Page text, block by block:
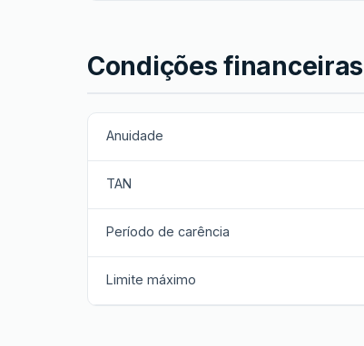
Condições financeiras
Anuidade
TAN
Período de carência
Limite máximo